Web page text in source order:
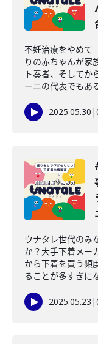
不妊治療をやめて
りの赤ちゃんが家
ト奏者、そしてか
ーニの代表でもあ
2025.05.30 |
ウナタレ世代のみ
か？大手下着メー
から下着を買う頻
ることが多すぎに
2025.05.23 |